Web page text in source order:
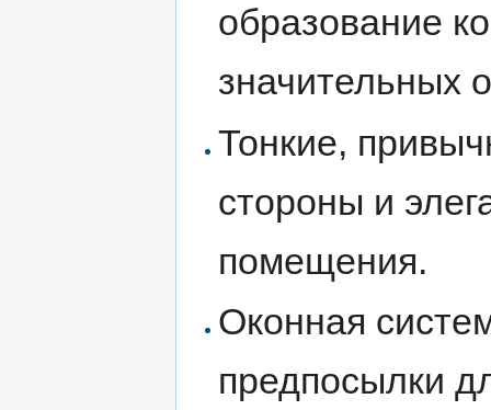
образование
значительных
Тонкие,
стороны и
помещения.
Оконная
предпосылки